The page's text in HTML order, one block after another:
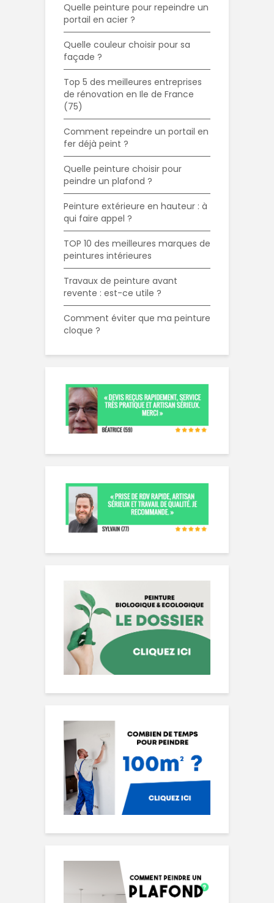
Quelle peinture pour repeindre un
portail en acier ?
Quelle couleur choisir pour sa
façade ?
Top 5 des meilleures entreprises
de rénovation en Ile de France
(75)
Comment repeindre un portail en
fer déjà peint ?
Quelle peinture choisir pour
peindre un plafond ?
Peinture extérieure en hauteur : à
qui faire appel ?
TOP 10 des meilleures marques de
peintures intérieures
Travaux de peinture avant
revente : est-ce utile ?
Comment éviter que ma peinture
cloque ?